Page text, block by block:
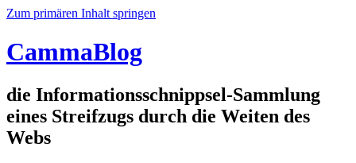
Zum primären Inhalt springen
CammaBlog
die Informationsschnippsel-Sammlung
eines Streifzugs durch die Weiten des
Webs